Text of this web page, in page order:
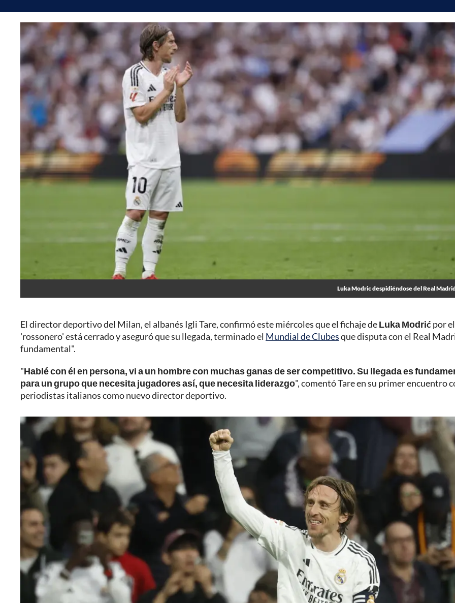
Luka Modric despidiéndose del Real
El director deportivo del Milan, el albanés Igli Tare, confirmó este miércoles que el fichaje deLuka Modrićpor
'rossonero' está cerrado y aseguró que su llegada, terminado el Mundial de Clubesque disputa con el Real
fundamental".
"Hablé con él en persona, vi a un hombre con muchas ganas de ser competitivo. Su llegada es
para un grupo que necesita jugadores así, que necesita liderazgo", comentó Tare en su primer encuentro
periodistas italianos como nuevo director deportivo.